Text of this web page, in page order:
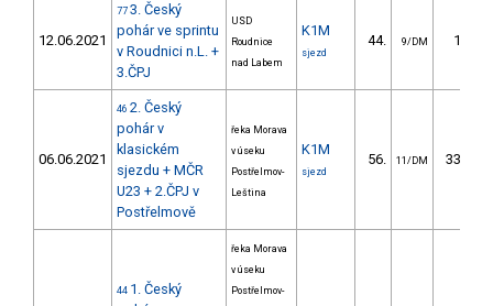
12.06.2021
77 3. Český
pohár ve sprintu
v Roudnici n.L. +
3.ČPJ
USD
Roudnice
nad Labem
K1M
sjezd
44. 9/DM 10.31
06.06.2021
46 2. Český
pohár v
klasickém
sjezdu + MČR
U23 + 2.ČPJ v
Postřelmově
řeka Morava
v úseku
Postřelmov-
Leština
K1M
sjezd
56. 11/DM 336.50
44 1. Český
řeka Morava
v úseku
Postřelmov-